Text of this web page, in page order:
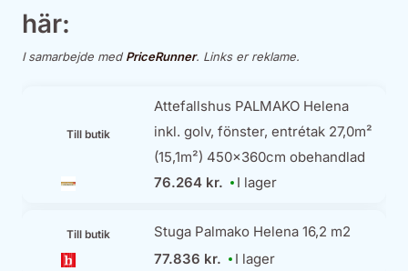
här:
I samarbejde med PriceRunner. Links er reklame.
Attefallshus PALMAKO Helena
inkl. golv, fönster, entrétak 27,0m²
(15,1m²) 450x360cm obehandlad
I lager
76.264 kr.
Till butik
Stuga Palmako Helena 16,2 m2
I lager
77.836 kr.
Till butik